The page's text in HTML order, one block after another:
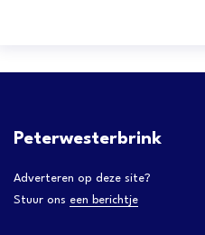
Peterwesterbrink
Adverteren op deze site?
Stuur ons een berichtje